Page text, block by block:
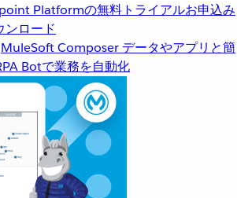
Platformの無料トライアルお申込み
ロード
MuleSoft Composer データやアプリと簡
Botで業務を自動化